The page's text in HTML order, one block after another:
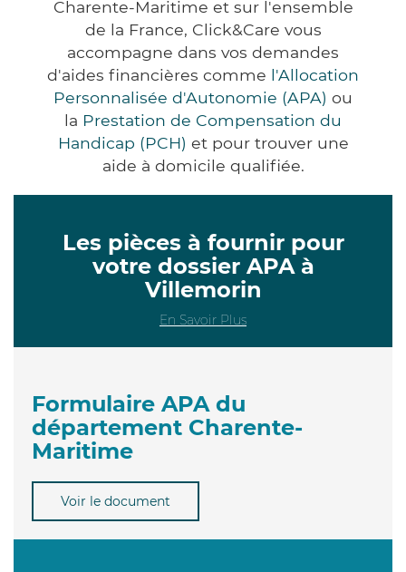
Charente-Maritime et sur l'ensemble
de la France, Click&Care vous
accompagne dans vos demandes
d'aides financières comme l'Allocation
Personnalisée d'Autonomie (APA) ou
la Prestation de Compensation du
Handicap (PCH) et pour trouver une
aide à domicile qualifiée.
Les pièces à fournir pour
votre dossier APA à
Villemorin
En Savoir Plus
Formulaire APA du
département Charente-
Maritime
Voir le document